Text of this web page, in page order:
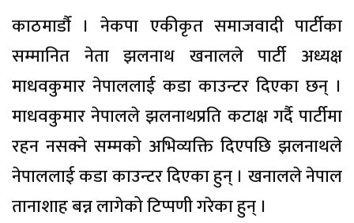
काठमार्डौ । नेकपा एकीकृत समाजवादी पार्टीका
सम्मानित नेता झलनाथ खनालले पार्टी अध्यक्ष
माधवकुमार नेपाललाई कडा काउन्टर दिएका छन् ।
माधवकुमार नेपालले झलनाथप्रति कटाक्ष गर्दै पार्टीमा
रहन नसक्ने सम्मको अभिव्यक्ति दिएपछि झलनाथले
नेपाललाई कडा काउन्टर दिएका हुन् । खनालले नेपाल
तानाशाह बन्न लागेको टिप्पणी गरेका हुन् ।